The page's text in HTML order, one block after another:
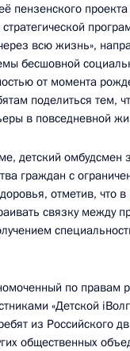
пензенского проекта
всю жизнь»,
бесшовной
от момента
поделиться тем,
в повседневной
детский омбудсмен
граждан с
отметив, что
связку между
по правам
«Детской
из Российского
общественных